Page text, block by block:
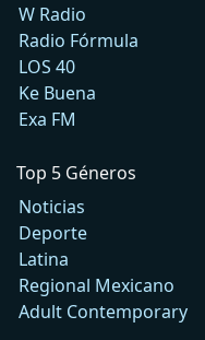
W Radio
Radio Fórmula
LOS 40
Ke Buena
Exa FM
Top 5 Géneros
Noticias
Deporte
Latina
Regional Mexicano
Adult Contemporary